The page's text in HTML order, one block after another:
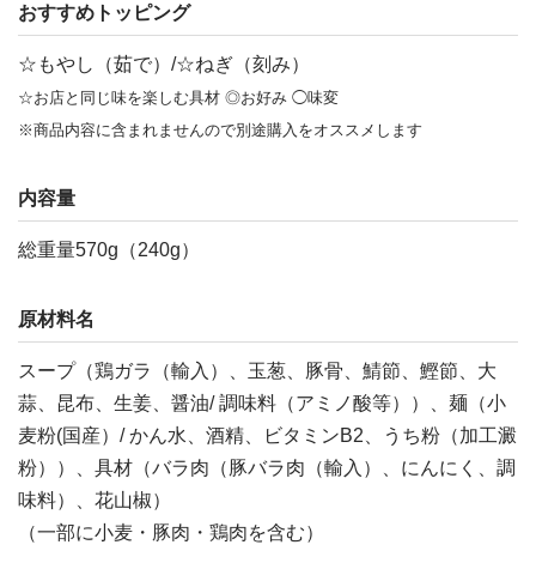
おすすめトッピング
☆もやし（茹で）/☆ねぎ（刻み）
☆お店と同じ味を楽しむ具材 ◎お好み ◯味変
※商品内容に含まれませんので別途購入をオススメします
内容量
総重量570g（240g）
原材料名
スープ（鶏ガラ（輸入）、玉葱、豚骨、鯖節、鰹節、大
蒜、昆布、生姜、醤油/ 調味料（アミノ酸等））、麺（小
麦粉(国産）/ かん水、酒精、ビタミンB2、うち粉（加工澱
粉））、具材（バラ肉（豚バラ肉（輸入）、にんにく、調
味料）、花山椒）
（一部に小麦・豚肉・鶏肉を含む）